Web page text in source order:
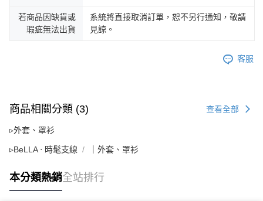
若商品因缺貨或
瑕疵無法出貨
系統將直接取消訂單，恕不另行通知，敬請
見諒。
客服
商品相關分類 (3) 查看全部
▹外套、罩衫
▹BeLLA ‧ 時髦支線 ｜外套、罩衫
本分類熱銷全站排行